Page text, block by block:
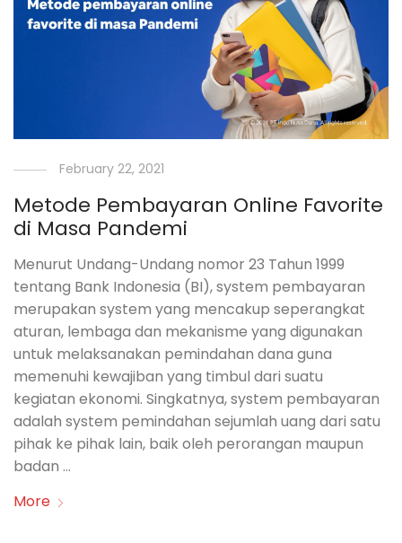
February 22, 2021
Metode Pembayaran Online Favorite
di Masa Pandemi
Menurut Undang-Undang nomor 23 Tahun 1999
tentang Bank Indonesia (BI), system pembayaran
merupakan system yang mencakup seperangkat
aturan, lembaga dan mekanisme yang digunakan
untuk melaksanakan pemindahan dana guna
memenuhi kewajiban yang timbul dari suatu
kegiatan ekonomi. Singkatnya, system pembayaran
adalah system pemindahan sejumlah uang dari satu
pihak ke pihak lain, baik oleh perorangan maupun
badan …
More